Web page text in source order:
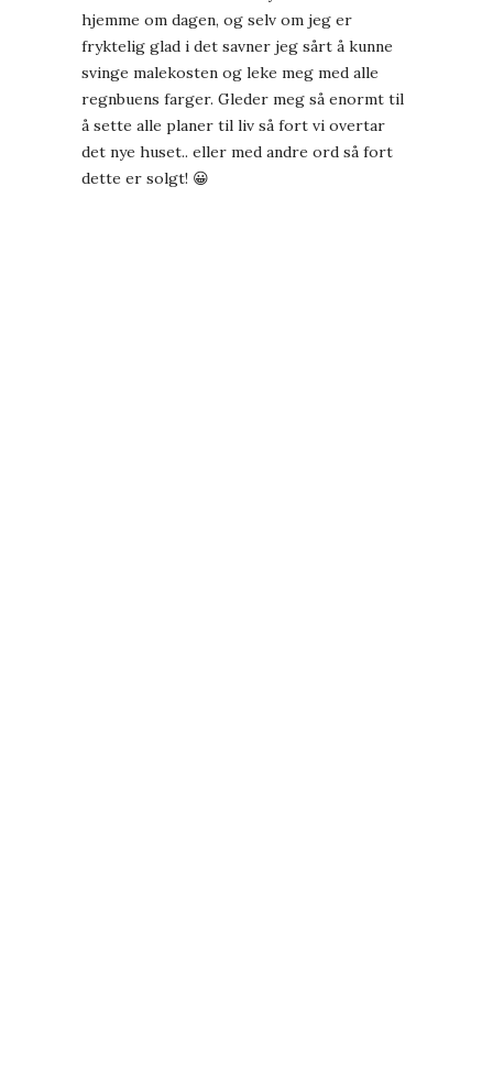
hjemme om dagen, og selv om jeg er
fryktelig glad i det savner jeg sårt å kunne
svinge malekosten og leke meg med alle
regnbuens farger. Gleder meg så enormt til
å sette alle planer til liv så fort vi overtar
det nye huset.. eller med andre ord så fort
dette er solgt! 😀